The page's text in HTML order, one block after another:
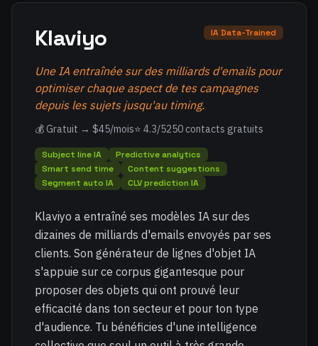
Klaviyo IA Data-Trained
Une IA entraînée sur des milliards d'emails pour
optimiser chaque aspect de tes campagnes
depuis les sujets jusqu'au timing.
💰 Gratuit → $45/mois⭐ 4.3/5250 contacts gratuits
Subject line IA
Predictive analytics
Smart send time
Content suggestions
Segment auto IA
CLV prediction IA
Klaviyo a entraîné ses modèles IA sur des
dizaines de milliards d'emails envoyés par ses
clients. Son générateur de lignes d'objet IA
s'appuie sur ce corpus gigantesque pour
proposer des objets qui ont prouvé leur
efficacité dans ton secteur et pour ton type
d'audience. Tu bénéficies d'une intelligence